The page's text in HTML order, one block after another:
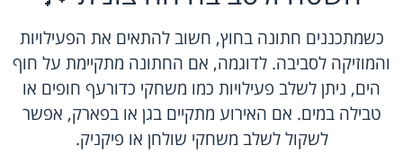
כשמתכננים חתונה בחוץ, חשוב להתאים את הפעילויות
והמוזיקה לסביבה. לדוגמה, אם החתונה מתקיימת על חוף
הים, ניתן לשלב פעילויות כמו משחקי כדורעף חופים או
טבילה במים. אם האירוע מתקיים בגן או בפארק, אפשר
לשקול לשלב משחקי שולחן או פיקניק.